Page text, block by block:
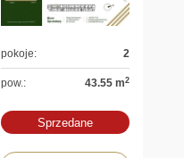
pokoje: 2
pow.: 43.55 m2
Sprzedane